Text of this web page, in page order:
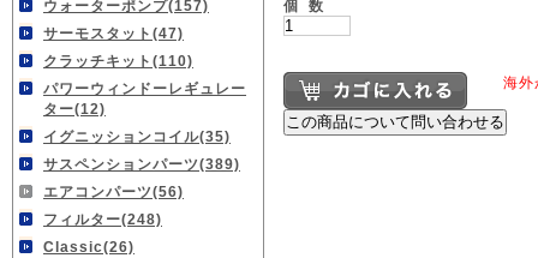
ウォーターポンプ(157)
サーモスタット(47)
クラッチキット(110)
パワーウィンドーレギュレー
ター(12)
イグニッションコイル(35)
サスペンションパーツ(389)
エアコンパーツ(56)
フィルター(248)
Classic(26)
個 数
海